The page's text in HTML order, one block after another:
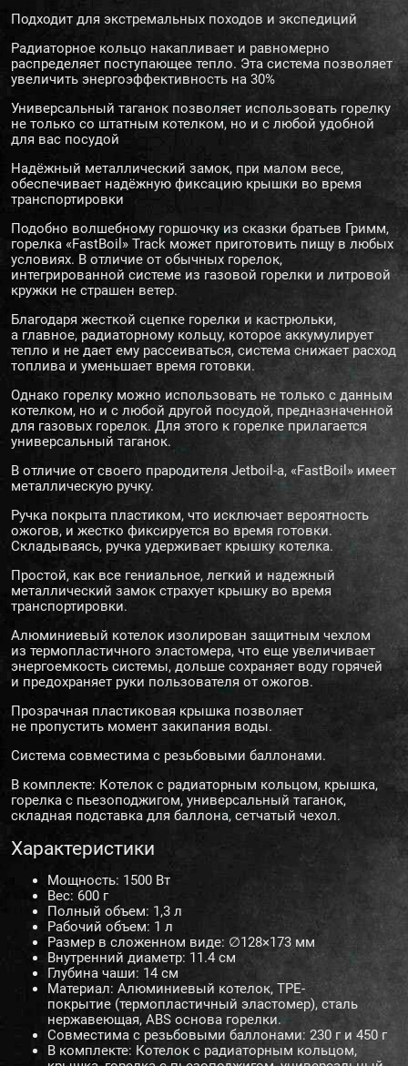
Подходит для экстремальных походов и экспедиций
Радиаторное кольцо накапливает и равномерно
распределяет поступающее тепло. Эта система позволяет
увеличить энергоэффективность на 30%
Универсальный таганок позволяет использовать горелку
не только со штатным котелком, но и с любой удобной
для вас посудой
Надёжный металлический замок, при малом весе,
обеспечивает надёжную фиксацию крышки во время
транспортировки
Подобно волшебному горшочку из сказки братьев Гримм,
горелка «FastBoil» Track может приготовить пищу в любых
условиях. В отличие от обычных горелок,
интегрированной системе из газовой горелки и литровой
кружки не страшен ветер.
Благодаря жесткой сцепке горелки и кастрюльки,
а главное, радиаторному кольцу, которое аккумулирует
тепло и не дает ему рассеиваться, система снижает расход
топлива и уменьшает время готовки.
Однако горелку можно использовать не только с данным
котелком, но и с любой другой посудой, предназначенной
для газовых горелок. Для этого к горелке прилагается
универсальный таганок.
В отличие от своего прародителя Jetboil-а, «FastBoil» имеет
металлическую ручку.
Ручка покрыта пластиком, что исключает вероятность
ожогов, и жестко фиксируется во время готовки.
Складываясь, ручка удерживает крышку котелка.
Простой, как все гениальное, легкий и надежный
металлический замок страхует крышку во время
транспортировки.
Алюминиевый котелок изолирован защитным чехлом
из термопластичного эластомера, что еще увеличивает
энергоемкость системы, дольше сохраняет воду горячей
и предохраняет руки пользователя от ожогов.
Прозрачная пластиковая крышка позволяет
не пропустить момент закипания воды.
Система совместима с резьбовыми баллонами.
В комплекте: Котелок с радиаторным кольцом, крышка,
горелка с пьезоподжигом, универсальный таганок,
складная подставка для баллона, сетчатый чехол.
Характеристики
Мощность: 1500 Вт
Вес: 600 г
Полный объем: 1,3 л
Рабочий объем: 1 л
Размер в сложенном виде: ∅128×173 мм
Внутренний диаметр: 11.4 см
Глубина чаши: 14 см
Материал: Алюминиевый котелок, TPE-
покрытие (термопластичный эластомер), сталь
нержавеющая, ABS основа горелки.
Совместима с резьбовыми баллонами: 230 г и 450 г
В комплекте: Котелок с радиаторным кольцом,